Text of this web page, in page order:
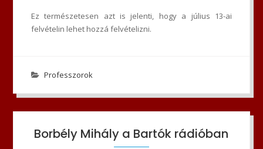
Ez természetesen azt is jelenti, hogy a július 13-ai
felvételin lehet hozzá felvételizni.
Professzorok
Borbély Mihály a Bartók rádióban